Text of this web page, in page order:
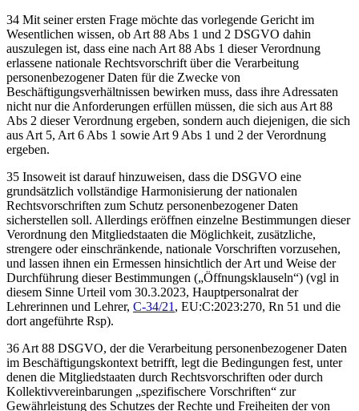
34 Mit seiner ersten Frage möchte das vorlegende Gericht im
Wesentlichen wissen, ob Art 88 Abs 1 und 2 DSGVO dahin
auszulegen ist, dass eine nach Art 88 Abs 1 dieser Verordnung
erlassene nationale Rechtsvorschrift über die Verarbeitung
personenbezogener Daten für die Zwecke von
Beschäftigungsverhältnissen bewirken muss, dass ihre Adressaten
nicht nur die Anforderungen erfüllen müssen, die sich aus Art 88
Abs 2 dieser Verordnung ergeben, sondern auch diejenigen, die sich
aus Art 5, Art 6 Abs 1 sowie Art 9 Abs 1 und 2 der Verordnung
ergeben.
35 Insoweit ist darauf hinzuweisen, dass die DSGVO eine
grundsätzlich vollständige Harmonisierung der nationalen
Rechtsvorschriften zum Schutz personenbezogener Daten
sicherstellen soll. Allerdings eröffnen einzelne Bestimmungen dieser
Verordnung den Mitgliedstaaten die Möglichkeit, zusätzliche,
strengere oder einschränkende, nationale Vorschriften vorzusehen,
und lassen ihnen ein Ermessen hinsichtlich der Art und Weise der
Durchführung dieser Bestimmungen („Öffnungsklauseln“) (vgl in
diesem Sinne Urteil vom 30.3.2023, Hauptpersonalrat der
Lehrerinnen und Lehrer, C-34/21 , EU:C:2023:270, Rn 51 und die
dort angeführte Rsp).
36 Art 88 DSGVO, der die Verarbeitung personenbezogener Daten
im Beschäftigungskontext betrifft, legt die Bedingungen fest, unter
denen die Mitgliedstaaten durch Rechtsvorschriften oder durch
Kollektivvereinbarungen „spezifischere Vorschriften“ zur
Gewährleistung des Schutzes der Rechte und Freiheiten der von